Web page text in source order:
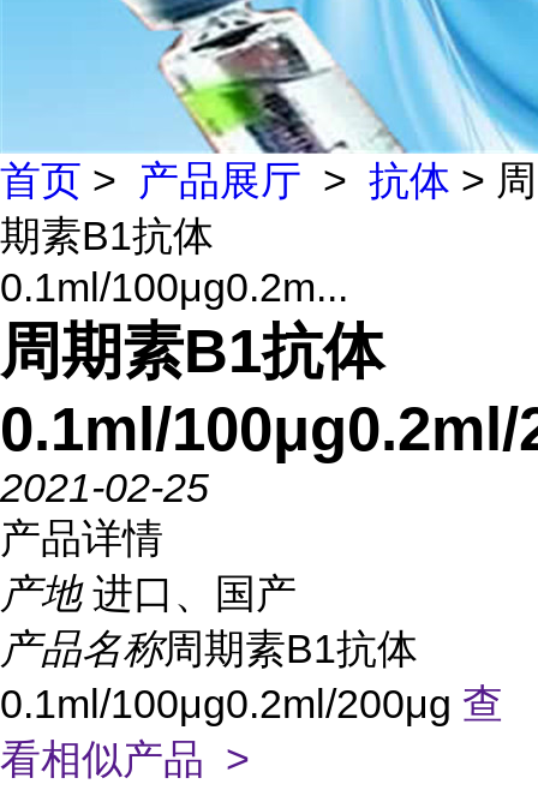
首页 > 产品展厅 > 抗体 > 周
期素B1抗体
0.1ml/100μg0.2m...
周期素B1抗体
0.1ml/100μg0.2ml/
2021-02-25
产品详情
产地 进口、国产
产品名称周期素B1抗体
0.1ml/100μg0.2ml/200μg 查
看相似产品 >